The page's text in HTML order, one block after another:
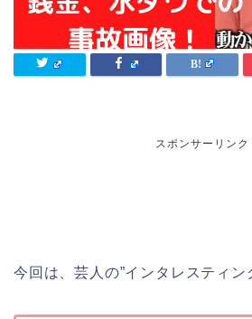
スポンサーリンク
今回は、芸人の”インタレスティン